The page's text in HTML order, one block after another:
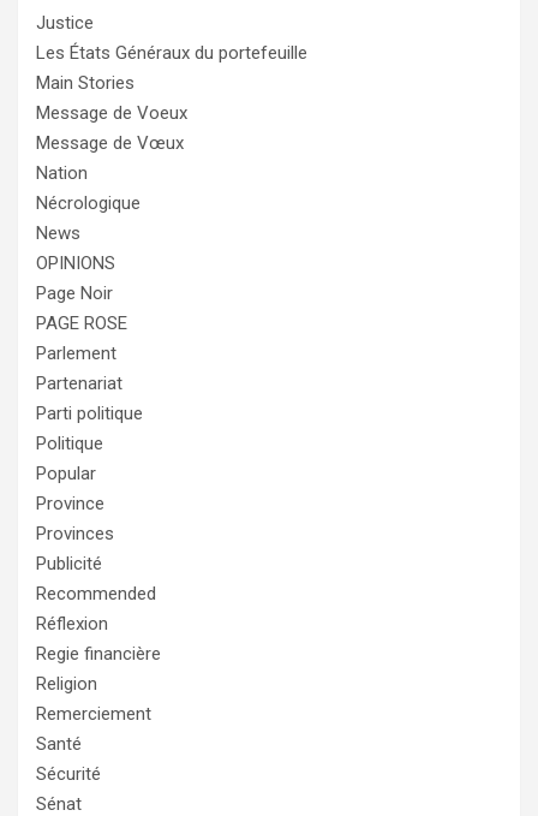
Justice
Les États Généraux du portefeuille
Main Stories
Message de Voeux
Message de Vœux
Nation
Nécrologique
News
OPINIONS
Page Noir
PAGE ROSE
Parlement
Partenariat
Parti politique
Politique
Popular
Province
Provinces
Publicité
Recommended
Réflexion
Regie financière
Religion
Remerciement
Santé
Sécurité
Sénat